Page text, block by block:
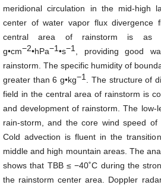
meridional circulation in the mid-high
center of water vapor flux divergence
central area of rainstorm is
g•cm−2•hPa−1•s−1
, providing good
rainstorm. The specific humidity of
greater than 6 g•kg−1
. The structure of
field in the central area of rainstorm is
and development of rainstorm. The low-
rain-storm, and the core wind speed
Cold advection is fluent in the
middle and high mountain areas. The
shows that TBB ≤ −40˚C during the
the rainstorm center area. Doppler